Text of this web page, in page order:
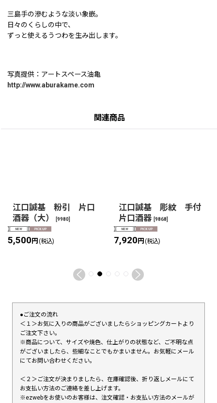
三島手の滲むような淡い象嵌。
日々のくらしの中で、
ずっと使えるうつわを生み出します。
写真提供：アートスペース油亀
http://www.aburakame.com
関連商品
江口誠基 粉引 片口
酒器（大）
[9980]
5,500円 (税込)
江口誠基 彫紋 手付
片口酒器 [9868]
7,920円 (税込)
●ご注文の流れ
＜１＞お気に入りの商品がございましたらショッピングカートより
ご注文下さい。
※商品について、サイズや焼色、仕上がりの状態など、ご不明な点
がございましたら、些細なことでもかまいません。お気軽にメール
にてお問い合わせください。
＜２＞ご注文が決まりましたら、在庫確認後、折り返しメールにて
お支払い方法のご連絡を差し上げます。
※ezwebをお使いのお客様は、注文確認・お支払い方法のメールが